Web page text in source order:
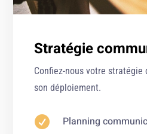
Stratégie
Confiez-nous votre
son déploiement.
 Planning